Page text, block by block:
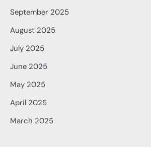
September 2025
August 2025
July 2025
June 2025
May 2025
April 2025
March 2025